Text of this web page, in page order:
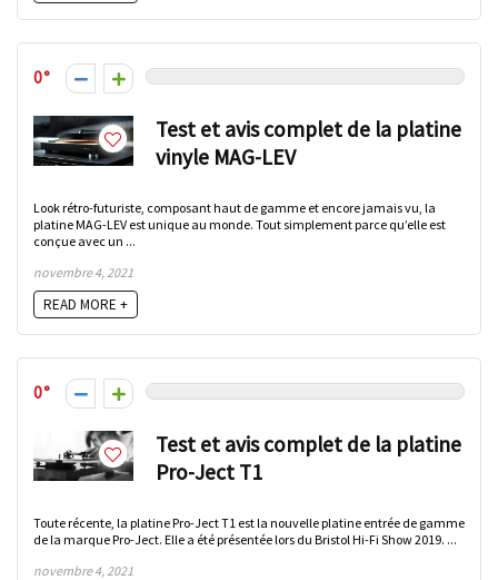
0
Test et avis complet de la platine
vinyle MAG-LEV
Look rétro-futuriste, composant haut de gamme et encore jamais vu, la
platine MAG-LEV est unique au monde. Tout simplement parce qu’elle est
conçue avec un ...
novembre 4, 2021
READ MORE +
0
Test et avis complet de la platine
Pro-Ject T1
Toute récente, la platine Pro-Ject T1 est la nouvelle platine entrée de gamme
de la marque Pro-Ject. Elle a été présentée lors du Bristol Hi-Fi Show 2019. ...
novembre 4, 2021